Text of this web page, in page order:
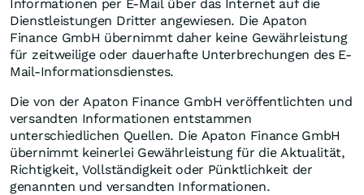
Informationen per E-Mail über das Internet auf die
Dienstleistungen Dritter angewiesen. Die Apaton
Finance GmbH übernimmt daher keine Gewährleistung
für zeitweilige oder dauerhafte Unterbrechungen des E-
Mail-Informationsdienstes.
Die von der Apaton Finance GmbH veröffentlichten und
versandten Informationen entstammen
unterschiedlichen Quellen. Die Apaton Finance GmbH
übernimmt keinerlei Gewährleistung für die Aktualität,
Richtigkeit, Vollständigkeit oder Pünktlichkeit der
genannten und versandten Informationen.